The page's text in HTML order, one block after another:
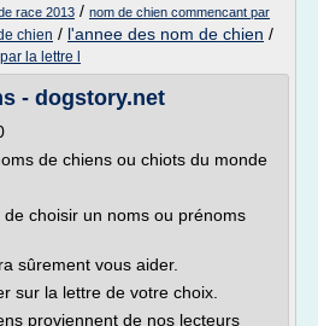
race 2013 / nom de chien commencant par
chien / l'annee des nom de chien /
la lettre l
- dogstory.net
de chiens ou chiots du monde
choisir un noms ou prénoms
sûrement vous aider.
sur la lettre de votre choix.
proviennent de nos lecteurs